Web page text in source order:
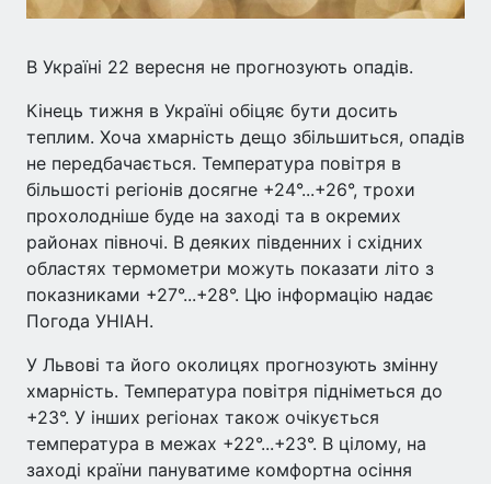
В Україні 22 вересня не прогнозують опадів.
Кінець тижня в Україні обіцяє бути досить
теплим. Хоча хмарність дещо збільшиться, опадів
не передбачається. Температура повітря в
більшості регіонів досягне +24°...+26°, трохи
прохолодніше буде на заході та в окремих
районах півночі. В деяких південних і східних
областях термометри можуть показати літо з
показниками +27°...+28°. Цю інформацію надає
Погода УНІАН.
У Львові та його околицях прогнозують змінну
хмарність. Температура повітря підніметься до
+23°. У інших регіонах також очікується
температура в межах +22°...+23°. В цілому, на
заході країни пануватиме комфортна осіння